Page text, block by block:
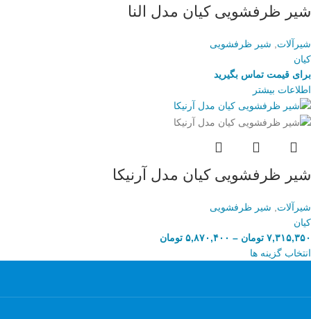
شیر ظرفشویی کیان مدل النا
شیرآلات
شیر ظرفشویی
کیان
برای قیمت تماس بگیرید
اطلاعات بیشتر
شیر ظرفشویی کیان مدل آرنیکا
شیرآلات
شیر ظرفشویی
کیان
۷,۳۱۵,۳۵۰ تومان – ۵,۸۷۰,۴۰۰ تومان
انتخاب گزینه ها